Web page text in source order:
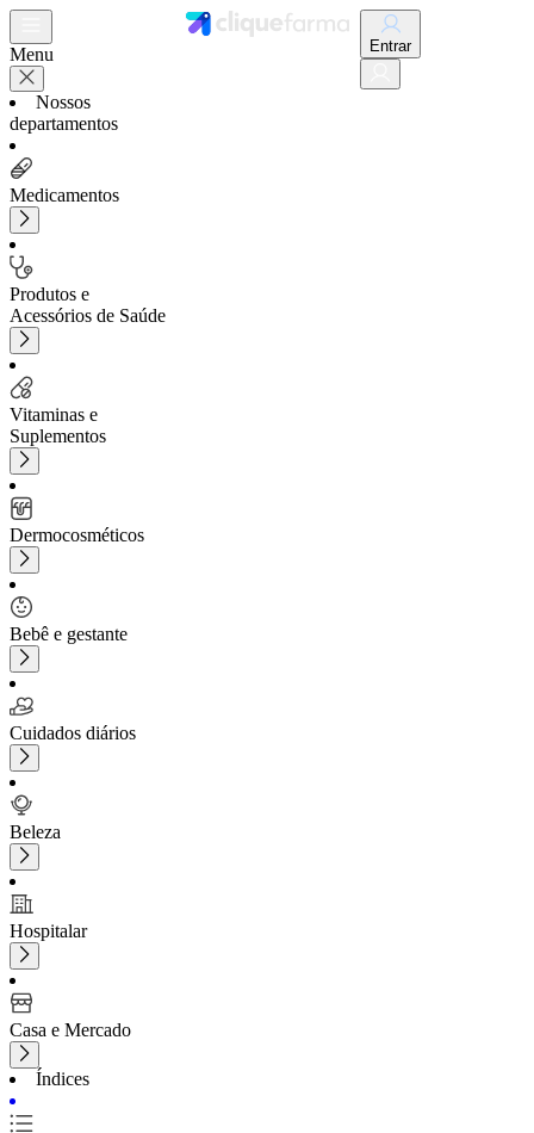
Menu
Nossos
departamentos
Medicamentos
Produtos e
Acessórios de Saúde
Vitaminas e
Suplementos
Dermocosméticos
Bebê e gestante
Cuidados diários
Beleza
Hospitalar
Casa e Mercado
Índices
Entrar